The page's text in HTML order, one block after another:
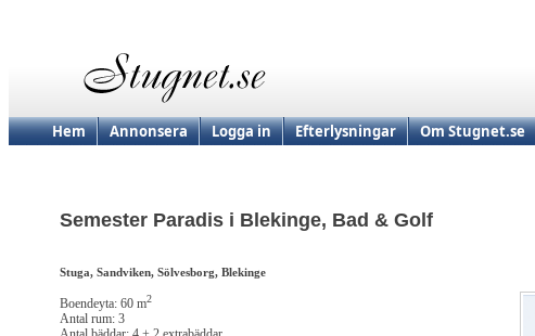
Hem Annonsera Logga in Efterlysningar Om Stugnet.se
Semester Paradis i Blekinge, Bad & Golf
Stuga, Sandviken, Sölvesborg, Blekinge
Boendeyta: 60 m2
Antal rum: 3